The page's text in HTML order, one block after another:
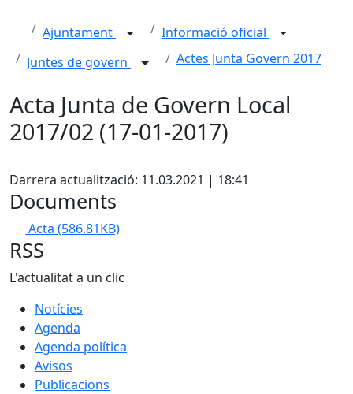
Ajuntament
Informació oficial
Juntes de govern
Actes Junta Govern 2017
Acta Junta de Govern Local
2017/02 (17-01-2017)
Darrera actualització: 11.03.2021 | 18:41
Documents
Acta (586.81KB)
RSS
L'actualitat a un clic
Notícies
Agenda
Agenda política
Avisos
Publicacions